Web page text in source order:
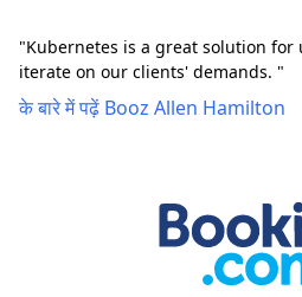
"Kubernetes is a great solution
iterate on our clients' demands. "
के बारे में पढ़ें Booz Allen Hamilton